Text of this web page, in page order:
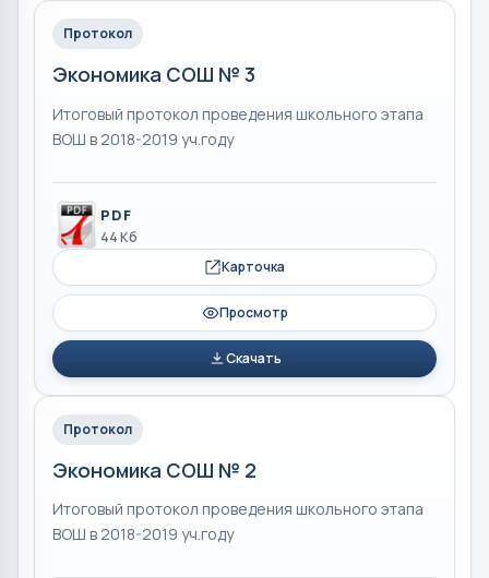
Протокол
Экономика СОШ № 3
Итоговый протокол проведения школьного этапа
ВОШ в 2018-2019 уч.году
PDF
44 Кб
Карточка
Просмотр
Скачать
Протокол
Экономика СОШ № 2
Итоговый протокол проведения школьного этапа
ВОШ в 2018-2019 уч.году